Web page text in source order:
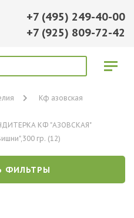
+7 (495) 249-40-00
+7 (925) 809-72-42
Кф азовская
КФ "АЗОВСКАЯ"
гр. (12)
ФИЛЬТРЫ